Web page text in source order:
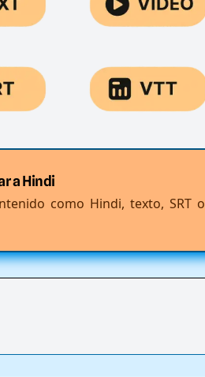
a Hindi
como Hindi, texto, SRT o